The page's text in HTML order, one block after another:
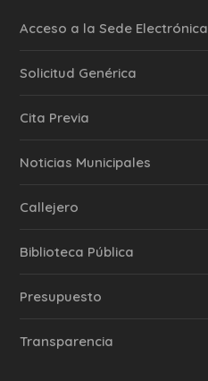
Acceso a la Sede Electrónica
Solicitud Genérica
Cita Previa
‎Noticias Municipales
Callejero
Biblioteca Pública
Presupuesto
Transparencia